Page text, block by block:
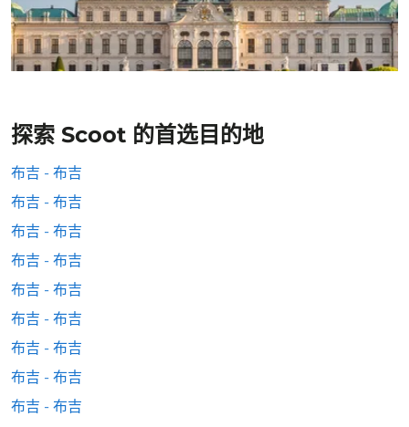
探索 Scoot 的首选目的地
布吉 - 布吉
布吉 - 布吉
布吉 - 布吉
布吉 - 布吉
布吉 - 布吉
布吉 - 布吉
布吉 - 布吉
布吉 - 布吉
布吉 - 布吉